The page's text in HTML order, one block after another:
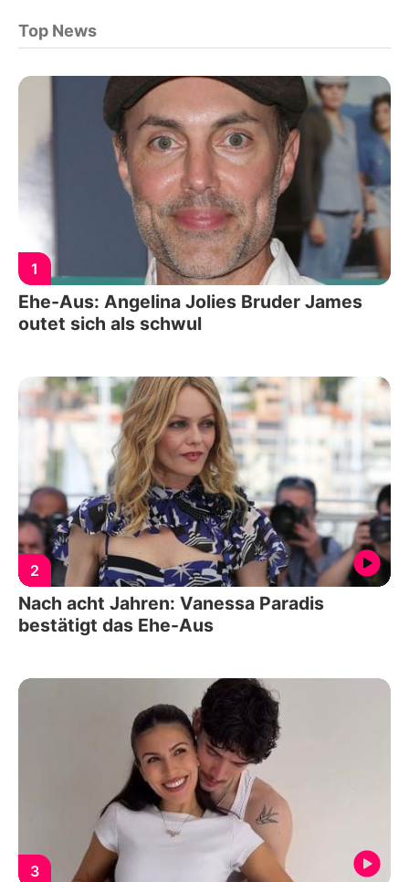
Top News
1
Ehe-Aus: Angelina Jolies Bruder James
outet sich als schwul
2
Nach acht Jahren: Vanessa Paradis
bestätigt das Ehe-Aus
3